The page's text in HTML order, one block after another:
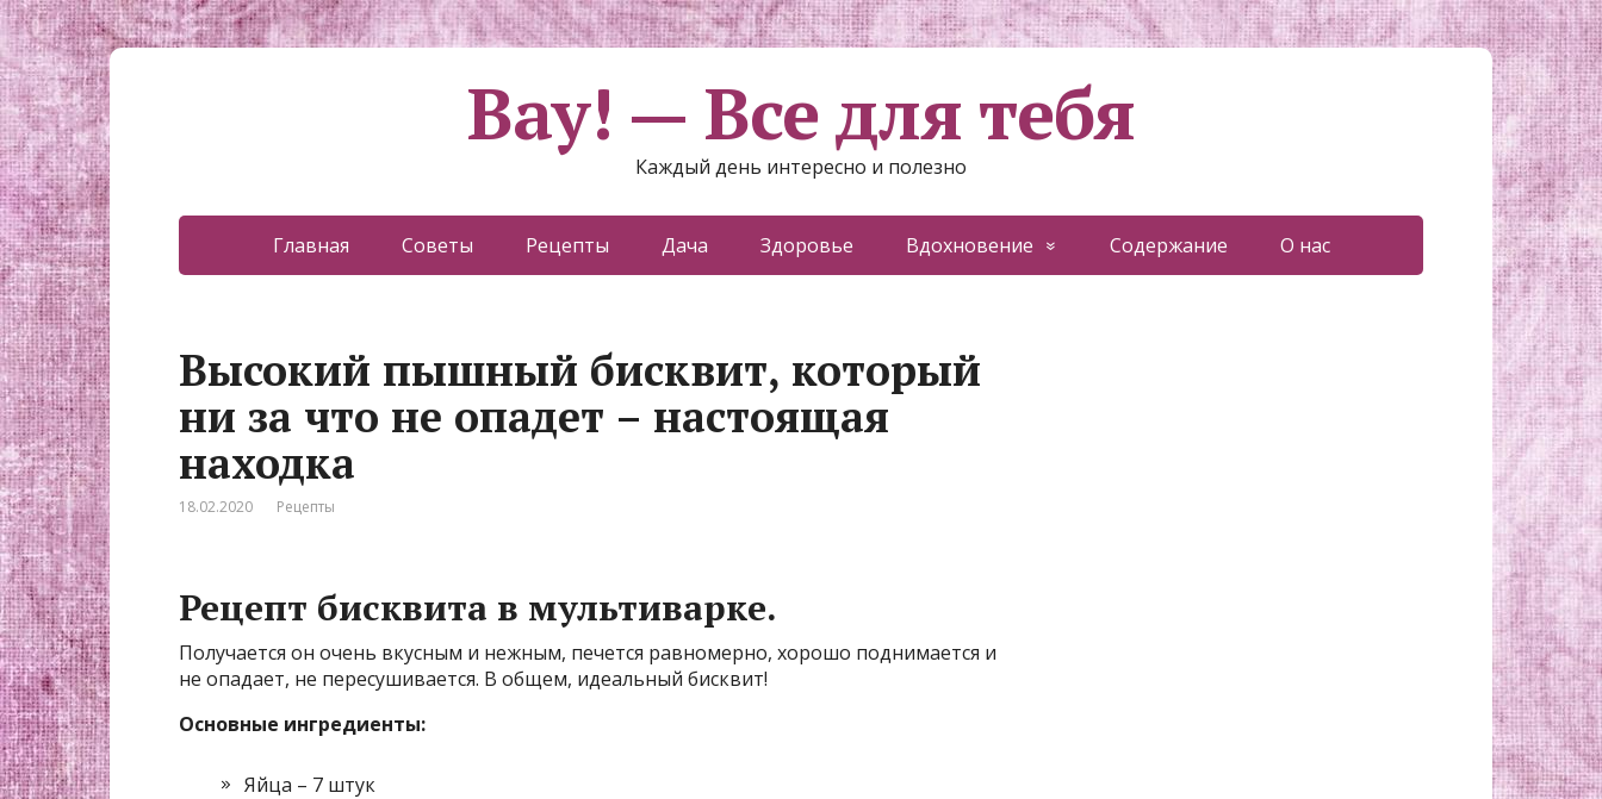
Вау! — Все для тебя
Каждый день интересно и полезно
Главная Советы Рецепты Дача Здоровье Вдохновение Содержание О нас
Высокий пышный бисквит, который
ни за что не опадет – настоящая
находка
18.02.2020 Рецепты
Рецепт бисквита в мультиварке.
Получается он очень вкусным и нежным, печется равномерно, хорошо поднимается и
не опадает, не пересушивается. В общем, идеальный бисквит!
Основные ингредиенты:
Яйца – 7 штук